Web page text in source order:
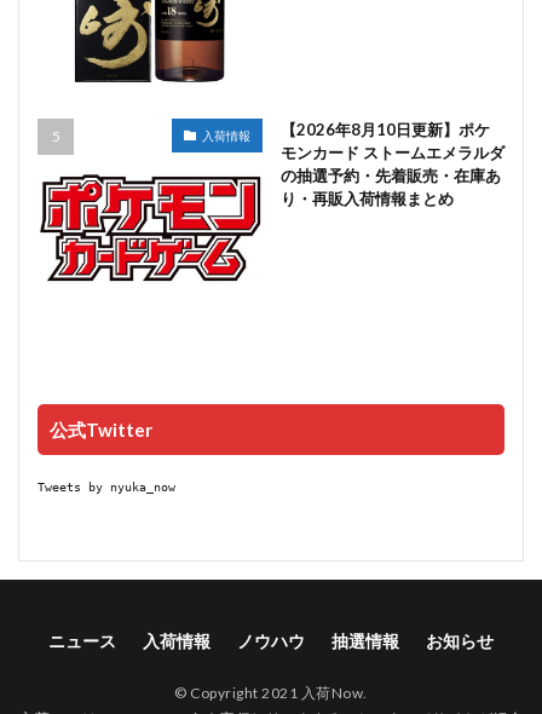
入荷情報
【2026年8月10日更新】ポケ
モンカード ストームエメラルダ
の抽選予約・先着販売・在庫あ
り・再販入荷情報まとめ
公式Twitter
Tweets by nyuka_now
ニュース 入荷情報 ノウハウ 抽選情報 お知らせ
© Copyright 2021 入荷Now.